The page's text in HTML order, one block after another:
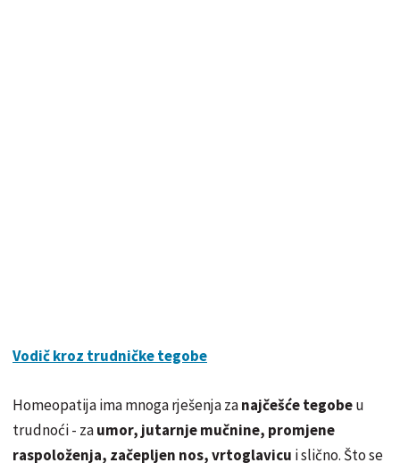
Vodič kroz trudničke tegobe
Homeopatija ima mnoga rješenja zanajčešće tegobeu
trudnoći - zaumor, jutarnje mučnine, promjene
raspoloženja, začepljen nos, vrtoglavicu i slično. Što se